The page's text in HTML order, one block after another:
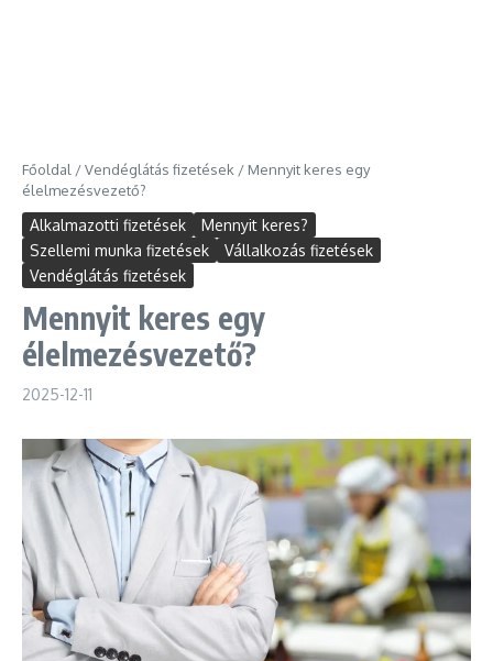
Főoldal /Vendéglátás fizetések / Mennyit keres egy
élelmezésvezető?
Alkalmazotti fizetések
Mennyit keres?
Szellemi munka fizetések
Vállalkozás fizetések
Vendéglátás fizetések
Mennyit keres egy
élelmezésvezető?
2025-12-11